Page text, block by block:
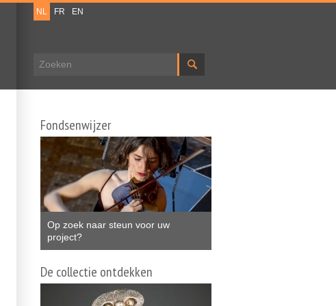
Zoekveld
NL FR EN
Fondsenwijzer
Op zoek naar steun voor uw
project?
De collectie ontdekken